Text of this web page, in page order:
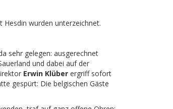
wurden unterzeichnet.
sehr gelegen: ausgerechnet
und dabei auf der
Erwin Klüber ergriff sofort
gespürt: Die belgischen Gäste